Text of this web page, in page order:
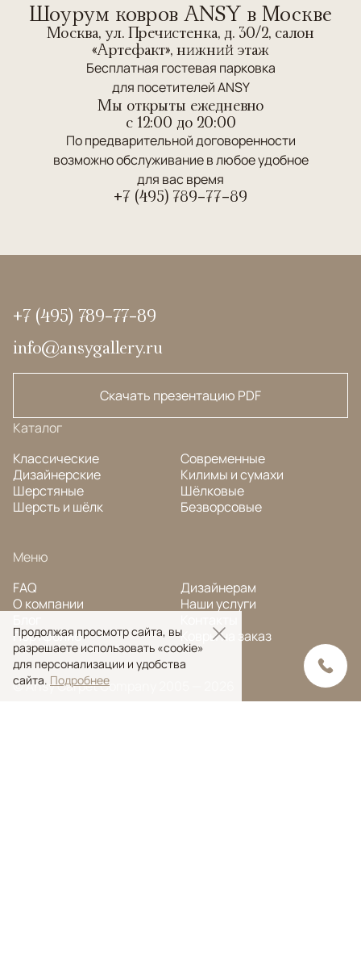
Шоурум ковров ANSY в Москве
Москва, ул. Пречистенка, д. 30/2, салон
«Артефакт», нижний этаж
Бесплатная гостевая парковка
для посетителей ANSY
Мы открыты ежедневно
c 12:00 до 20:00
По предварительной договоренности
возможно обслуживание в любое удобное
для вас время
+7 (495) 789-77-89
+7 (495) 789-77-89
info@ansygallery.ru
Скачать презентацию PDF
Каталог
Классические
Дизайнерские
Шерстяные
Шерсть и шёлк
Современные
Килимы и сумахи
Шёлковые
Безворсовые
Меню
FAQ
О компании
Портфолио
Дизайнерам
Наши услуги
Ковры на заказ
© Ansy Carpet Company 2005 — 2026
Продолжая просмотр сайта, вы
разрешаете использовать «cookie»
для персонализации и удобства
сайта. Подробнее